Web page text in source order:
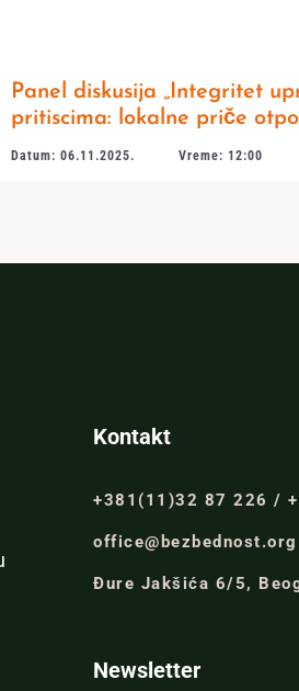
Panel diskusija „Integritet
pritiscima: lokalne priče
Datum: 06.11.2025. Vreme: 12:00
Kontakt
+381(11)32 87 226 /
office@bezbednost.org
Đure Jakšića 6/5,
Newsletter